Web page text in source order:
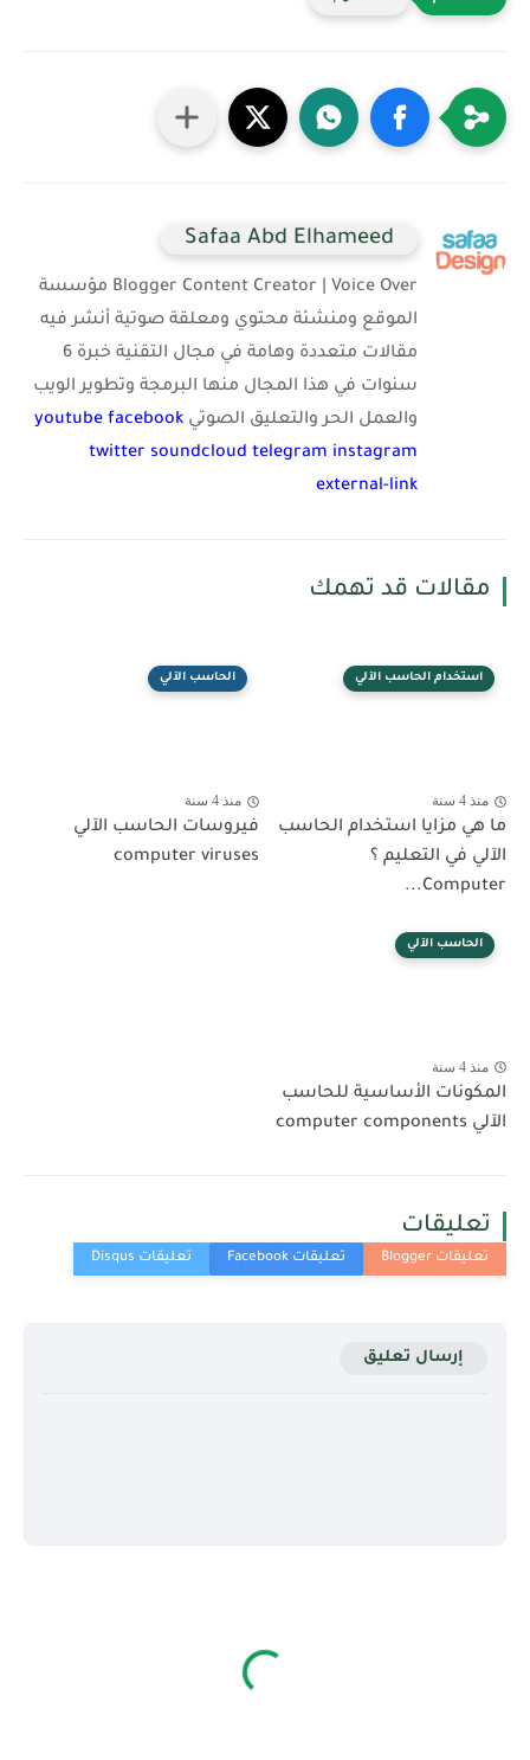
Safaa Abd Elhameed
Blogger Content Creator | Voice Over مؤسسة
الموقع ومنشئة محتوي ومعلقة صوتية أنشر فيه
مقالات متعددة وهامة في مجال التقنية خبرة 6
سنوات في هذا المجال منها البرمجة وتطوير الويب
والعمل الحر والتعليق الصوتي
youtube facebook
twitter soundcloud telegram instagram
external-link
مقالات قد تهمك
استخدام الحاسب الآلي
منذ 4 سنة
ما هي مزايا استخدام الحاسب
الآلي في التعليم ؟
Computer...
الحاسب الآلي
منذ 4 سنة
فيروسات الحاسب الآلي
computer viruses
الحاسب الآلي
منذ 4 سنة
المكونات الأساسية للحاسب
الآلي computer components
تعليقات
إرسال تعليق